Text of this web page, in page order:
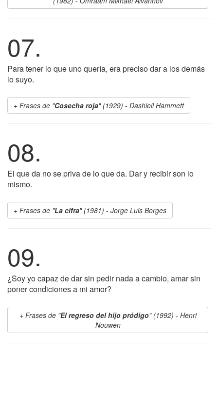
07.
Para tener lo que uno quería, era preciso dar a los demás
lo suyo.
Frases de "Cosecha roja" (1929) - Dashiell Hammett
08.
El que da no se priva de lo que da. Dar y recibir son lo
mismo.
Frases de "La cifra" (1981) - Jorge Luis Borges
09.
¿Soy yo capaz de dar sin pedir nada a cambio, amar sin
poner condiciones a mi amor?
Frases de "El regreso del hijo pródigo" (1992) - Henri
Nouwen